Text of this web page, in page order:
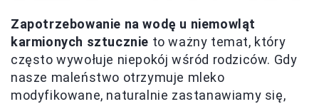
Zapotrzebowanie na wodę u niemowląt
karmionych sztucznie to ważny temat, który
często wywołuje niepokój wśród rodziców. Gdy
nasze maleństwo otrzymuje mleko
modyfikowane, naturalnie zastanawiamy się,